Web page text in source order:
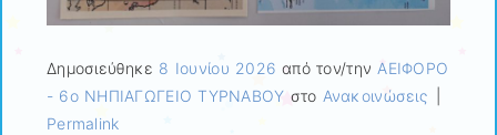
Δημοσιεύθηκε 8 Ιουνίου 2026 από τον/την ΑΕΙΦΟΡΟ
- 6ο ΝΗΠΙΑΓΩΓΕΙΟ ΤΥΡΝΑΒΟΥ στο Ανακοινώσεις
Permalink